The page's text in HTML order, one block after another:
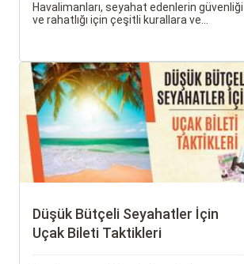
Havalimanları, seyahat edenlerin güvenliği
ve rahatlığı için çeşitli kurallara ve
bekleme süreleri hakkında ipuçlarını
detaylı bir şekilde ele alacağız.
Düşük Bütçeli Seyahatler İçin
Uçak Bileti Taktikleri